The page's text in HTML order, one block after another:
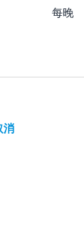
每晚
消